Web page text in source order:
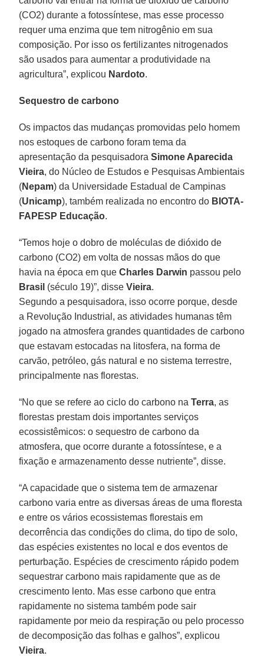
(CO2) durante a fotossíntese, mas esse processo
requer uma enzima que tem nitrogênio em sua
composição. Por isso os fertilizantes nitrogenados
são usados para aumentar a produtividade na
agricultura”, explicou Nardoto.
Sequestro de carbono
Os impactos das mudanças promovidas pelo homem
nos estoques de carbono foram tema da
apresentação da pesquisadoraSimone Aparecida
Vieira, do Núcleo de Estudos e Pesquisas Ambientais
(Nepam) da Universidade Estadual de Campinas
(Unicamp), também realizada no encontro do BIOTA-
FAPESP Educação.
“Temos hoje o dobro de moléculas de dióxido de
carbono (CO2) em volta de nossas mãos do que
havia na época em queCharles Darwin passou pelo
Brasil (século 19)”, disseVieira.
Segundo a pesquisadora, isso ocorre porque, desde
a Revolução Industrial, as atividades humanas têm
jogado na atmosfera grandes quantidades de carbono
que estavam estocadas na litosfera, na forma de
carvão, petróleo, gás natural e no sistema terrestre,
principalmente nas florestas.
“No que se refere ao ciclo do carbono naTerra, as
florestas prestam dois importantes serviços
ecossistêmicos: o sequestro de carbono da
atmosfera, que ocorre durante a fotossíntese, e a
fixação e armazenamento desse nutriente”, disse.
“A capacidade que o sistema tem de armazenar
carbono varia entre as diversas áreas de uma floresta
e entre os vários ecossistemas florestais em
decorrência das condições do clima, do tipo de solo,
das espécies existentes no local e dos eventos de
perturbação. Espécies de crescimento rápido podem
sequestrar carbono mais rapidamente que as de
crescimento lento. Mas esse carbono que entra
rapidamente no sistema também pode sair
rapidamente por meio da respiração ou pelo processo
de decomposição das folhas e galhos”, explicou
Vieira.